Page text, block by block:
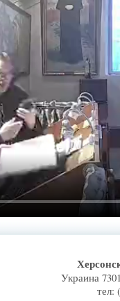
Украина
тел: